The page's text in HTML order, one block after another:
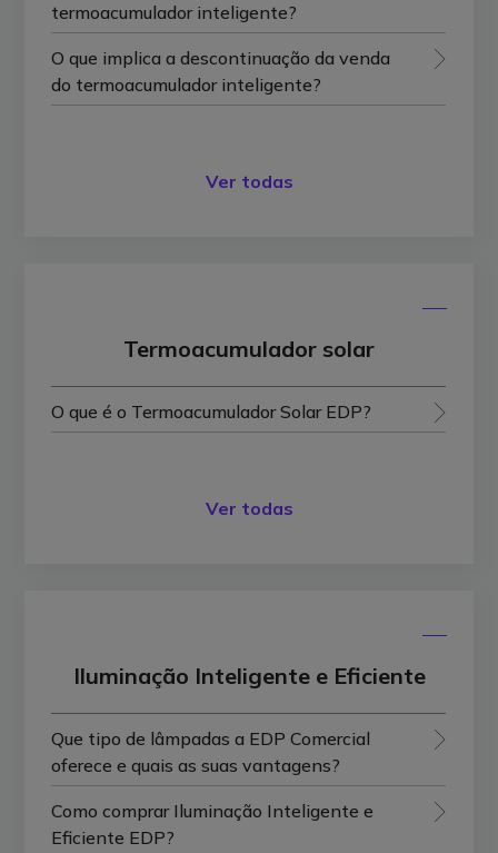
termoacumulador inteligente?
O que implica a descontinuação da venda
do termoacumulador inteligente?
Ver todas
Termoacumulador solar
O que é o Termoacumulador Solar EDP?
Ver todas
Iluminação Inteligente e Eficiente
Que tipo de lâmpadas a EDP Comercial
oferece e quais as suas vantagens?
Como comprar Iluminação Inteligente e
Eficiente EDP?